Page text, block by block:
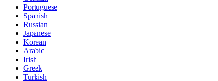
Portuguese
Spanish
Russian
Japanese
Korean
Arabic
Irish
Greek
Turkish